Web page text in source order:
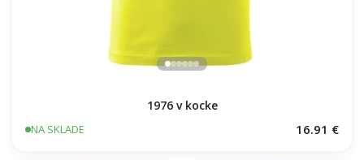
1976 v kocke
NA SKLADE 16.91 €